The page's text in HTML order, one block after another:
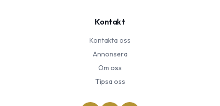
Kontakt
Kontakta oss
Annonsera
Om oss
Tipsa oss